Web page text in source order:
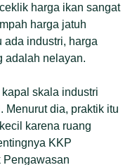
harga ikan sangat
harga jatuh
industri, harga
adalah nelayan.
skala industri
Menurut dia, praktik itu
karena ruang
KKP
Pengawasan